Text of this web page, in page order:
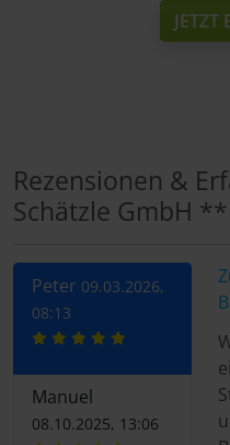
JETZT
Rezensionen &
Schätzle GmbH **
Peter 09.03.2026,
08:13
Manuel
08.10.2025, 13:06